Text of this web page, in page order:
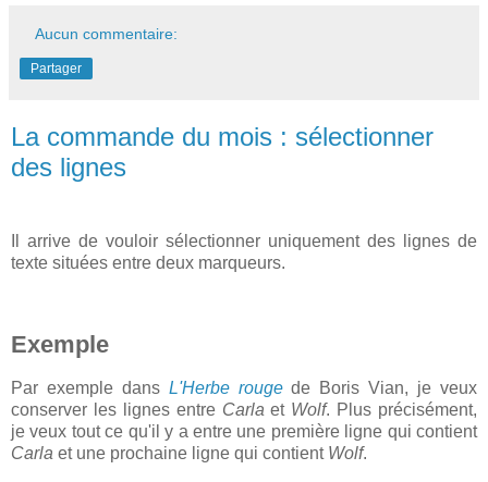
Aucun commentaire:
Partager
La commande du mois : sélectionner
des lignes
Il arrive de vouloir sélectionner uniquement des lignes de
texte situées entre deux marqueurs.
Exemple
Par exemple dans L'Herbe rouge de Boris Vian, je veux
conserver les lignes entre Carla et Wolf. Plus précisément,
je veux tout ce qu'il y a entre une première ligne qui contient
Carla et une prochaine ligne qui contient Wolf.